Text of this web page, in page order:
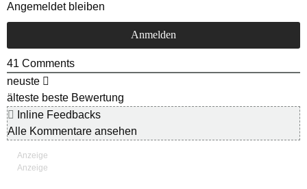
Angemeldet bleiben
41 Comments
neuste
älteste beste Bewertung
Inline Feedbacks
Alle Kommentare ansehen